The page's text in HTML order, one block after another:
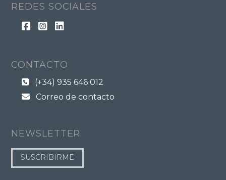
REDES SOCIALES
CONTACTO
(+34) 935 646 012
Correo de contacto
NEWSLETTER
SUSCRIBIRME